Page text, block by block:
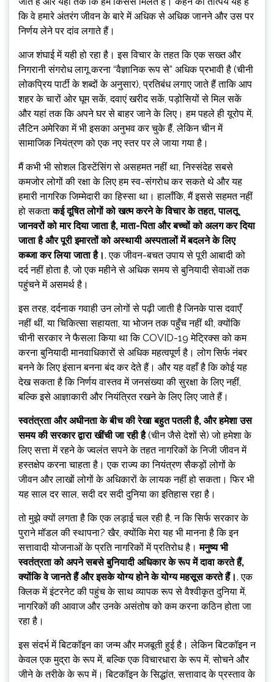
कि वे हमारे अंतरंग जीवन के बारे में अधिक से अधिक जानने और उस पर
निर्णय लेने पर दांव लगाते हैं।
आज शंघाई में यही हो रहा है। इस विचार के तहत कि एक सख्त और
निगरानी संगरोध लागू करना “वैज्ञानिक रूप से” अधिक प्रभावी है (चीनी
लोकप्रिय पार्टी के शब्दों के अनुसार), प्रतिबंध लगाए जाते हैं ताकि आप
शहर के चारों ओर घूम सकें, दवाएं खरीद सकें, पड़ोसियों से मिल सकें
और यहां तक ​​​​कि अपने घर से बाहर जाने के लिए। हम पहले ही यूरोप में,
लैटिन अमेरिका में भी इसका अनुभव कर चुके हैं, लेकिन चीन में
सामाजिक नियंत्रण को एक नए स्तर पर ले जाया गया है।
मैं कभी भी सोशल डिस्टेंसिंग से असहमत नहीं था, निस्संदेह सबसे
कमजोर लोगों की रक्षा के लिए हम स्व-संगरोध कर सकते थे और यह
हमारी नागरिक जिम्मेदारी का हिस्सा था। हालाँकि, मैं इससे सहमत नहीं
हो सकताकई दूषित लोगों को खत्म करने के विचार के तहत, पालतू
जानवरों को मार दिया जाता है, माता-पिता और बच्चों को अलग कर दिया
जाता है और पूरी इमारतों को अस्थायी अस्पतालों में बदलने के लिए
कब्जा कर लिया जाता है।. एक जीवन-बचत उपाय से पूरी आबादी को
दर्द नहीं होता है, जो एक महीने से अधिक समय से बुनियादी सेवाओं तक
पहुंचने में असमर्थ है।
इस तरह, दर्दनाक गवाही उन लोगों से पढ़ी जाती है जिनके पास दवाएँ
नहीं थीं, या चिकित्सा सहायता, या भोजन तक पहुँच नहीं थी, क्योंकि
चीनी सरकार ने फैसला किया था कि COVID-19 मेट्रिक्स को कम
करना बुनियादी मानवाधिकारों से अधिक महत्वपूर्ण है। लोग सिर्फ नंबर
बनने के लिए इंसान बनना बंद कर देते हैं। और यह वहाँ है कि कोई यह
देख सकता है कि निर्णय वास्तव में जनसंख्या की सुरक्षा के लिए नहीं,
बल्कि इसे आज्ञाकारी और नियंत्रित रखने के लिए लिए जाते हैं।
स्वतंत्रता और अधीनता के बीच की रेखा बहुत पतली है, और हमेशा उस
समय की सरकार द्वारा खींची जा रही है(चीन जैसे देशों से) जो हमेशा के
लिए सत्ता में रहने के ज्वलंत सपने के तहत नागरिकों के निजी जीवन में
हस्तक्षेप करना चाहता है। एक राज्य का नियंत्रण सैकड़ों लोगों के
जीवन और लाखों लोगों के अधिकारों के लायक नहीं हो सकता। फिर भी
यह साल दर साल, सदी दर सदी दुनिया का इतिहास रहा है।
तो मुझे क्यों लगता है कि एक लड़ाई चल रही है, न कि सिर्फ सरकार के
पुराने मॉडल की स्थापना? खैर, क्योंकि मेरा यह भी मानना ​​है कि इन
सत्तावादी योजनाओं के प्रति नागरिकों में प्रतिरोध है।मनुष्य भी
स्वतंत्रता को अपने सबसे बुनियादी अधिकार के रूप में दावा करते हैं,
क्योंकि वे जानते हैं और इसके योग्य होने के योग्य महसूस करते हैं।. एक
क्लिक में इंटरनेट की पहुंच के साथ व्यापक रूप से वैश्वीकृत दुनिया में,
नागरिकों की आवाज और उनके असंतोष को कम करना कठिन होता जा
रहा है।
इस संदर्भ में बिटकॉइन का जन्म और मजबूती हुई है। लेकिन बिटकॉइन न
केवल एक मुद्रा के रूप में, बल्कि एक विचारधारा के रूप में, सोचने और
जीने के तरीके के रूप में। बिटकॉइन के सिद्धांत, सत्तावाद के प्रस्ताव के